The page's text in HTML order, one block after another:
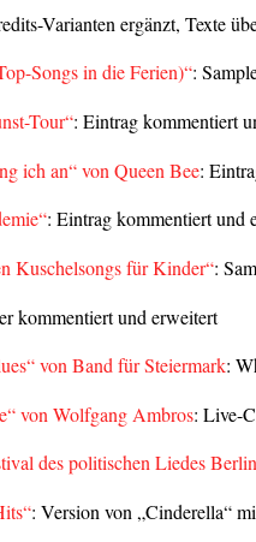
Varianten ergänzt, Texte
Songs in die Ferien)“:
Tour“: Eintrag kommentiert
ich an“ von Queen Bee:
: Eintrag kommentiert und
Kuschelsongs für Kinder“:
kommentiert und erweitert
von Band für Steiermark:
von Wolfgang Ambros: Live-
des politischen Liedes
: Version von „Cinderella“